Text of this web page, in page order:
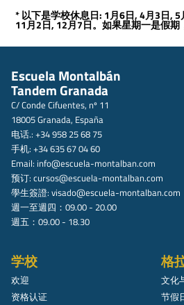
* 以下是学校休息日: 1月6日, 4月3日,
11月2日, 12月7日。如果星期一是假期
Escuela Montalbán
Tandem Granada
C/ Conde Cifuentes, nº 11
18005 Granada, España
电话.: +34 958 25 68 75
手机: +34 635 67 04 60
Email: info@escuela-montalban.com
预订: cursos@escuela-montalban.com
學生簽證: visado@escuela-montalban.com
週一至週四：09.00 - 20.00
週五：09.00 - 18.30
学校
欢迎
资格认证
格
文化
节假